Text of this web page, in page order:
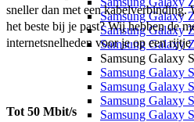
Samsung Galaxy
Samsung Galaxy
Samsung Galaxy
Samsung Galaxy S
Samsung Galaxy
Samsung Galaxy
Samsung Galaxy
Samsung Galaxy
sneller dan met een kabelverbinding.
het beste bij je past? Wij hebben de
internetsnelheden voor je op een rijtje
Tot 50 Mbit/s